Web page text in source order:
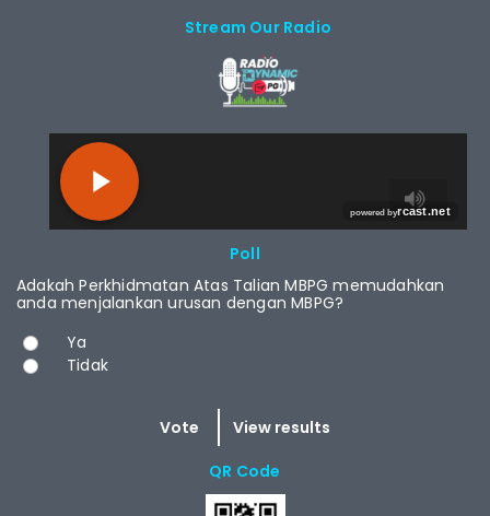
Stream Our Radio
Poll
Adakah Perkhidmatan Atas Talian MBPG memudahkan
anda menjalankan urusan dengan MBPG?
Choices
Ya
Tidak
QR Code